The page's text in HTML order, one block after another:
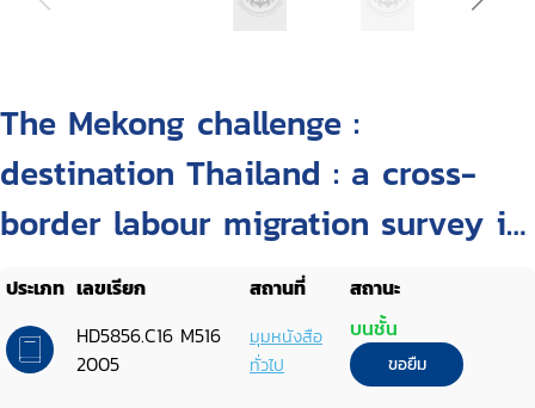
The Mekong challenge :
destination Thailand : a cross-
border labour migration survey in
Banteay Meanchey Province,
Cambodia
ประเภท เลขเรียก สถานที่
สถานะ
HD5856.C16 M516
2005
มุมหนังสือ
ทั่วไป
บนชั้น
ขอยืม